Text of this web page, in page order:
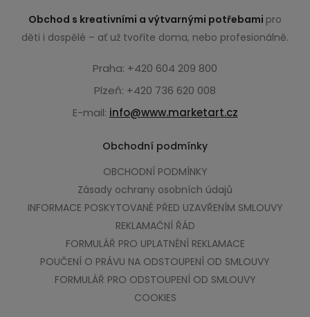
Obchod s kreativními a výtvarnými potřebami pro
děti i dospělé – ať už tvoříte doma, nebo profesionálně.
Praha: +420 604 209 800
Plzeň: +420 736 620 008
E-mail: info@www.marketart.cz
Obchodní podmínky
OBCHODNÍ PODMÍNKY
Zásady ochrany osobních údajů
INFORMACE POSKYTOVANÉ PŘED UZAVŘENÍM SMLOUVY
REKLAMAČNÍ ŘÁD
FORMULÁŘ PRO UPLATNĚNÍ REKLAMACE
POUČENÍ O PRÁVU NA ODSTOUPENÍ OD SMLOUVY
FORMULÁŘ PRO ODSTOUPENÍ OD SMLOUVY
COOKIES